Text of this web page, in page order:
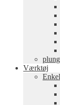
Værktøj